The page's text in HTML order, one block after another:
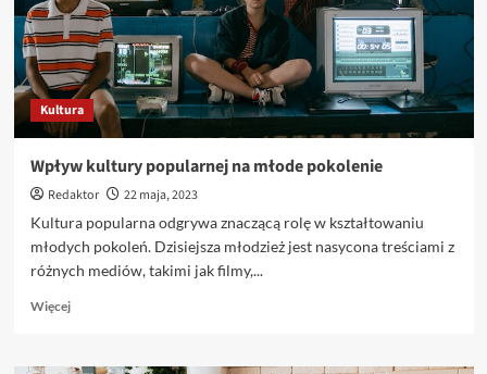
rozwija
się
ta
dziedzina?
Kultura
Wpływ kultury popularnej na młode pokolenie
Redaktor
22 maja, 2023
Kultura popularna odgrywa znaczącą rolę w kształtowaniu
młodych pokoleń. Dzisiejsza młodzież jest nasycona treściami z
różnych mediów, takimi jak filmy,...
WięcejDowiedz
o